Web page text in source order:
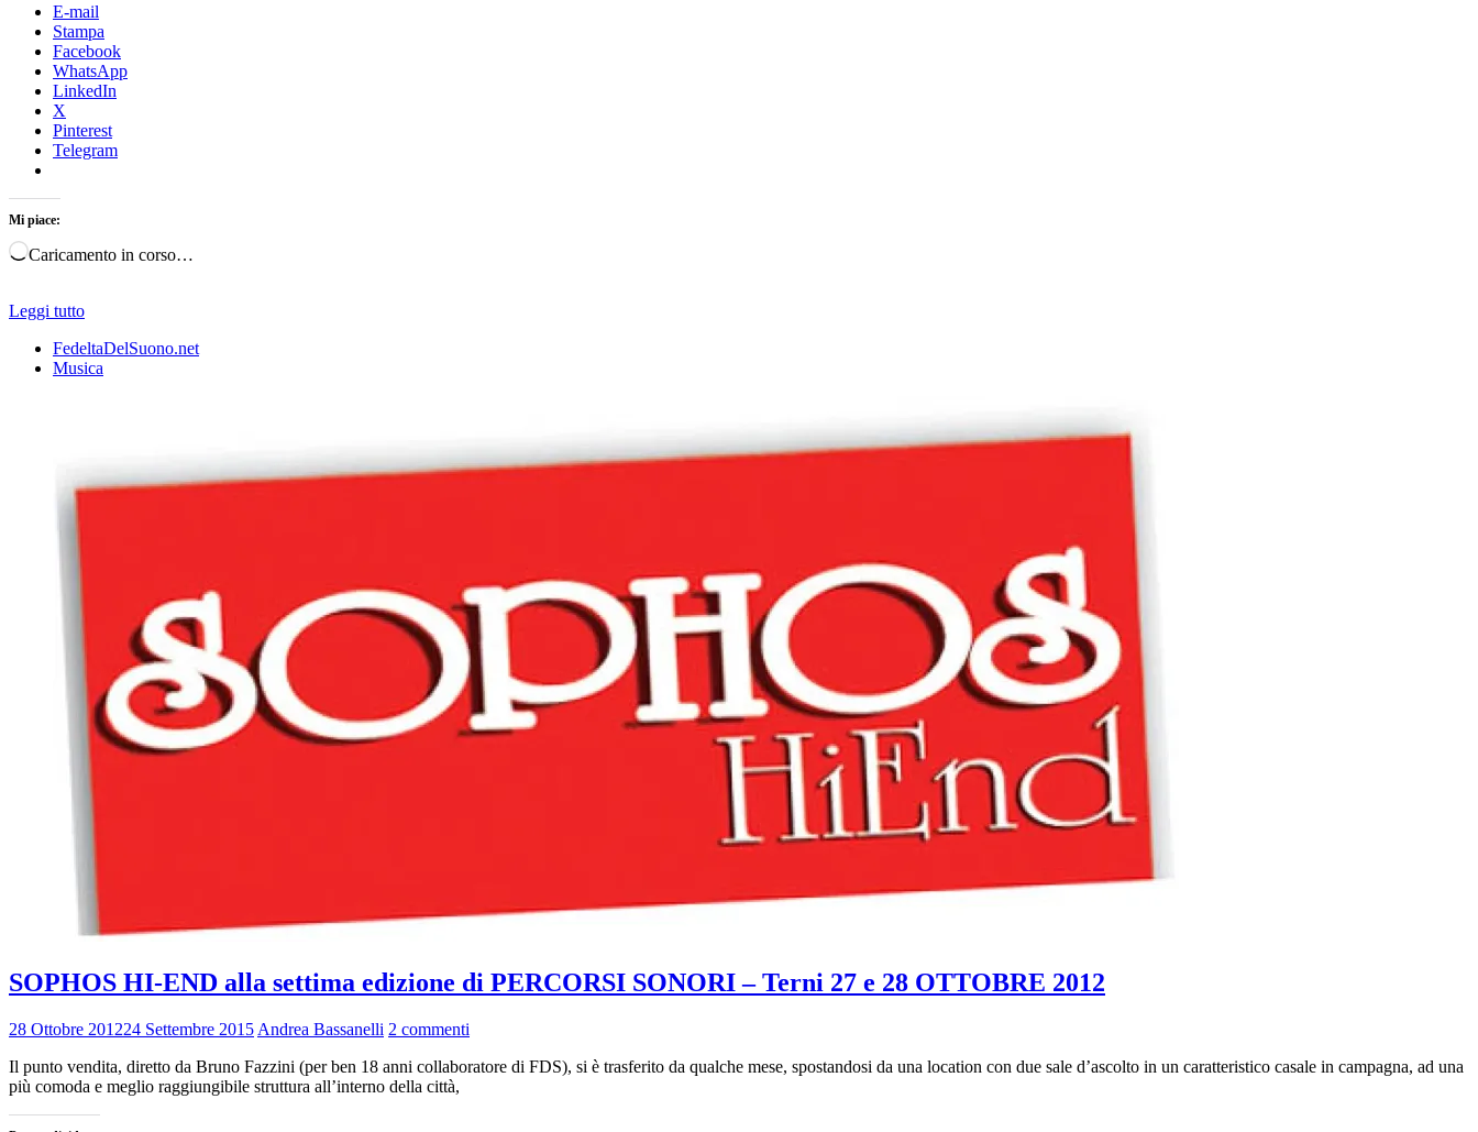
E-mail
Stampa
Facebook
WhatsApp
LinkedIn
X
Pinterest
Telegram
Mi piace:
Caricamento in corso…
Leggi tutto
FedeltaDelSuono.net
Musica
SOPHOS HI-END alla settima edizione di PERCORSI SONORI – Terni 27 e 28 OTTOBRE 2012
28 Ottobre 201224 Settembre 2015 Andrea Bassanelli 2 commenti
Il punto vendita, diretto da Bruno Fazzini (per ben 18 anni collaboratore di FDS), si è trasferito da qualche mese, spostandosi da una location con due sale d’ascolto in un caratteristico casale in campagna, ad una
più comoda e meglio raggiungibile struttura all’interno della città,